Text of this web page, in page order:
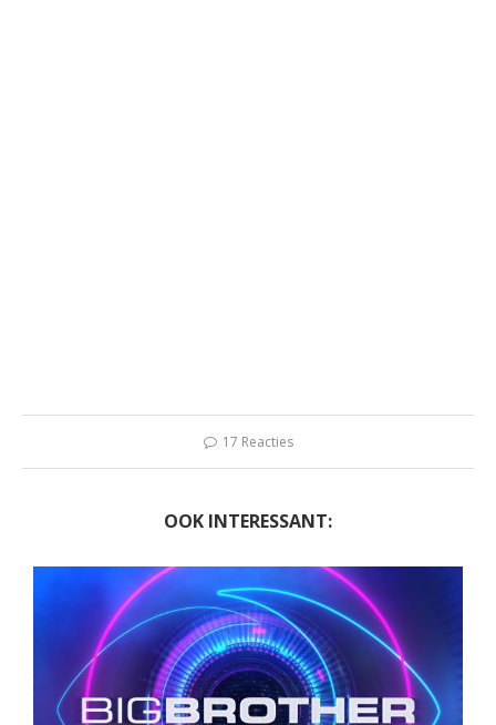
17 Reacties
OOK INTERESSANT: